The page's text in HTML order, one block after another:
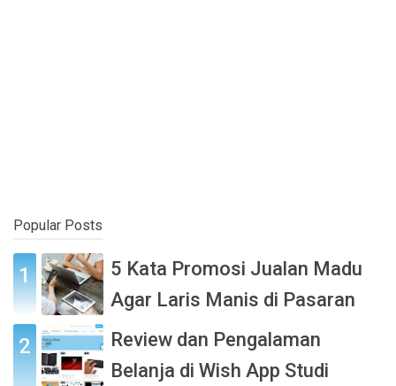
Popular Posts
5 Kata Promosi Jualan Madu
Agar Laris Manis di Pasaran
Review dan Pengalaman
Belanja di Wish App Studi